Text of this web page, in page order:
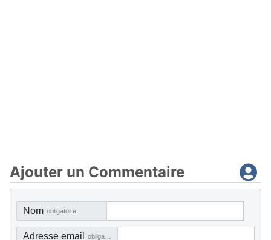
Ajouter un Commentaire
Nom obligatoire
Adresse email